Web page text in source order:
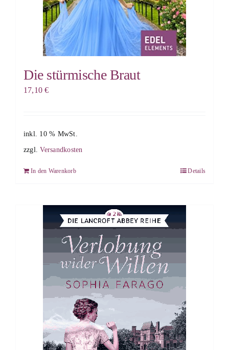
Die stürmische Braut
17,10€
inkl. 10 % MwSt.
zzgl.Versandkosten
In den Warenkorb Details